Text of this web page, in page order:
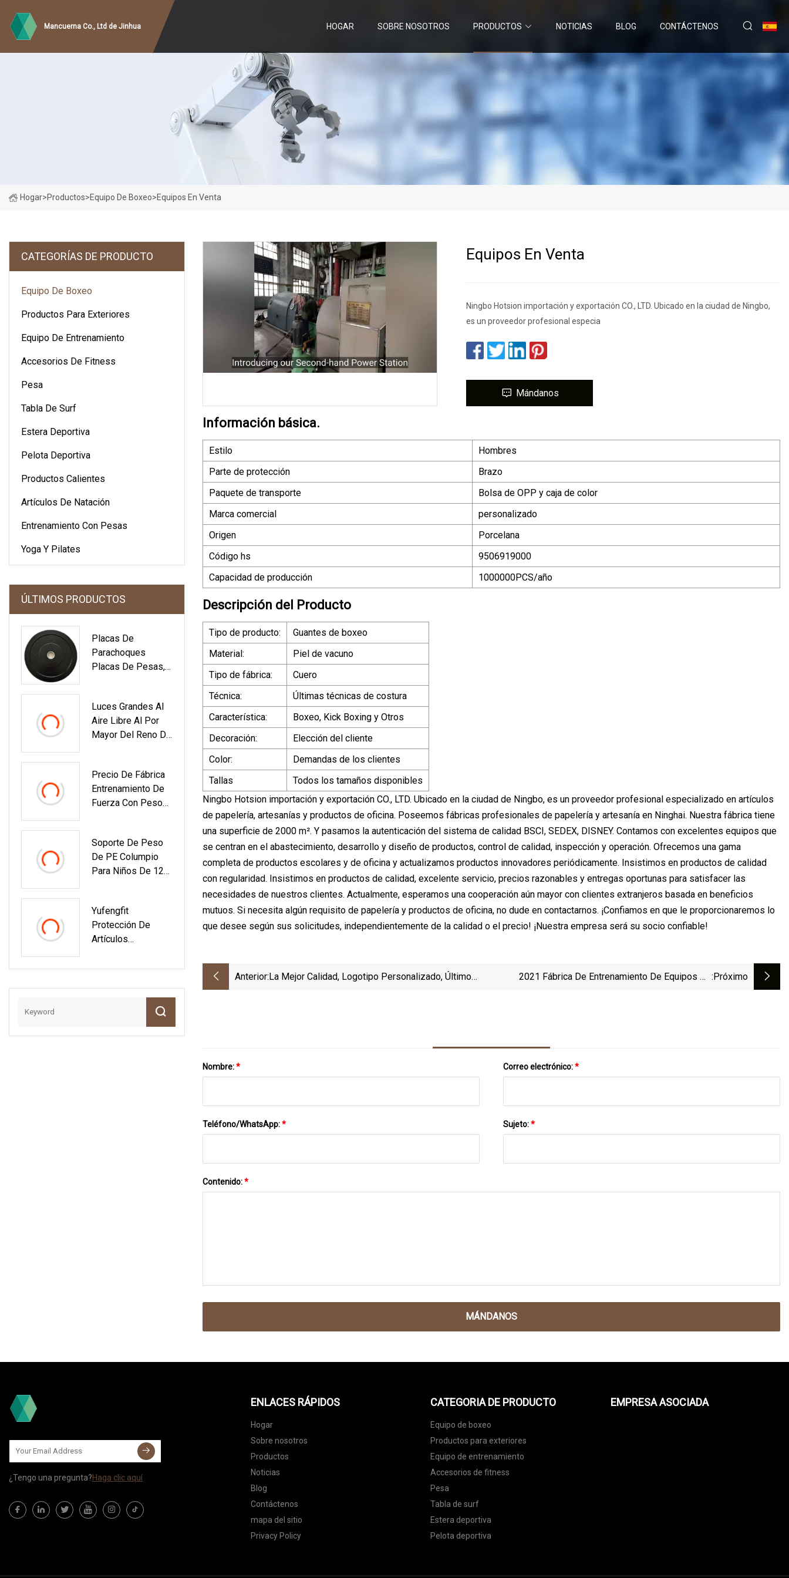
Mancuerna Co., Ltd de Jinhua HOGAR SOBRE NOSOTROS PRODUCTOS NOTICIAS BLOG CONTÁCTENOS
Hogar>Productos>Equipo De Boxeo>Equipos En Venta
CATEGORÍAS DE PRODUCTO
Equipo De Boxeo
Productos Para Exteriores
Equipo De Entrenamiento
Accesorios De Fitness
Pesa
Tabla De Surf
Estera Deportiva
Pelota Deportiva
Productos Calientes
Artículos De Natación
Entrenamiento Con Pesas
Yoga Y Pilates
ÚLTIMOS PRODUCTOS
Placas De
Parachoques
Placas De Pesas,
Inserto De Acero,
Entrenamiento De
Fuerza
Luces Grandes Al
Aire Libre Al Por
Mayor Del Reno De
Precio De Fábrica
Entrenamiento De
Fuerza Con Peso
Ejercicio De Prensa
De Piernas De 45
Grados Gimnasio
Comercial
Soporte De Peso
De PE Columpio
Para Niños De 120
Yufengfit
Protección De
Artículos
Gimnasio En Casa
Levantamiento De
Pesas Muñequeras
Soporte Para
Equipos En Venta
Ningbo Hotsion importación y exportación CO., LTD. Ubicado en la ciudad de Ningbo,
es un proveedor profesional especia
Mándanos
Información básica.
Estilo
Hombres
Parte de protección
Brazo
Paquete de transporte
Bolsa de OPP y caja de color
Marca comercial
personalizado
Origen
Porcelana
Código hs
9506919000
Capacidad de producción
1000000PCS/año
Descripción del Producto
Tipo de producto:
Guantes de boxeo
Material:
Piel de vacuno
Tipo de fábrica:
Cuero
Técnica:
Últimas técnicas de costura
Característica:
Boxeo, Kick Boxing y Otros
Decoración:
Elección del cliente
Color:
Demandas de los clientes
Tallas
Todos los tamaños disponibles
Ningbo Hotsion importación y exportación CO., LTD. Ubicado en la ciudad de Ningbo, es un proveedor profesional especializado en artículos
de papelería, artesanías y productos de oficina. Poseemos fábricas profesionales de papelería y artesanía en Ninghai. Nuestra fábrica tiene
una superficie de 2000 m². Y pasamos la autenticación del sistema de calidad BSCI, SEDEX, DISNEY. Contamos con excelentes equipos que
se centran en el abastecimiento, desarrollo y diseño de productos, control de calidad, inspección y operación. Ofrecemos una gama
completa de productos escolares y de oficina y actualizamos productos innovadores periódicamente. Insistimos en productos de calidad
con regularidad. Insistimos en productos de calidad, excelente servicio, precios razonables y entregas oportunas para satisfacer las
necesidades de nuestros clientes. Actualmente, esperamos una cooperación aún mayor con clientes extranjeros basada en beneficios
mutuos. Si necesita algún requisito de papelería y productos de oficina, no dude en contactarnos. ¡Confiamos en que le proporcionaremos lo
que desee según sus solicitudes, independientemente de la calidad o el precio! ¡Nuestra empresa será su socio confiable!
Anterior:La Mejor Calidad, Logotipo Personalizado, Último
2021 Fábrica De Entrenamiento De Equipos De :próximo
Nombre:* Correo electrónico:*
Teléfono/WhatsApp:* Sujeto:*
Contenido:*
MÁNDANOS
¿Tengo una pregunta?Haga clic aquí
ENLACES RÁPIDOS
Hogar
Sobre nosotros
Productos
Noticias
Blog
Contáctenos
mapa del sitio
Privacy Policy
CATEGORIA DE PRODUCTO
Equipo de boxeo
Productos para exteriores
Equipo de entrenamiento
Accesorios de fitness
Pesa
Tabla de surf
Estera deportiva
Pelota deportiva
EMPRESA ASOCIADA